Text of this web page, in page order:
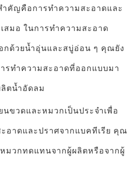
ำคัญคือการทำความสะอาดและ
สมอ ในการทำความสะอาด
กด้วยน้ำอุ่นและสบู่อ่อน ๆ คุณยัง
รทำความสะอาดที่ออกแบบมา
ตน้ำอัดลม
ขวดและหมวกเป็นประจำเพื่อ
อาดและปราศจากแบคทีเรีย คุณ
มวกทดแทนจากผู้ผลิตหรือจากผู้